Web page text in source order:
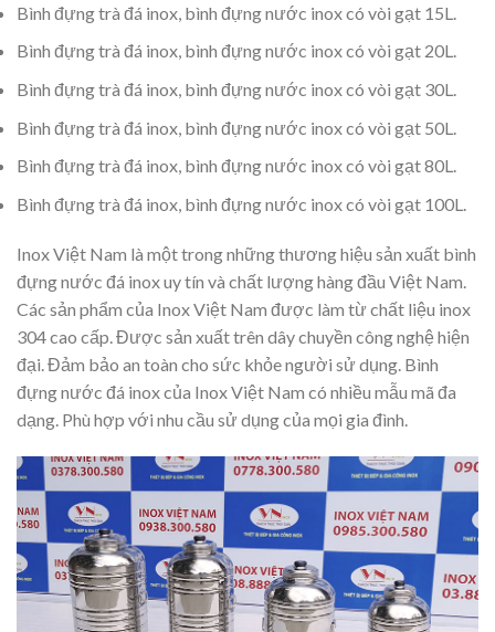
Bình đựng trà đá inox, bình đựng nước inox có vòi gạt 15L.
Bình đựng trà đá inox, bình đựng nước inox có vòi gạt 20L.
Bình đựng trà đá inox, bình đựng nước inox có vòi gạt 30L.
Bình đựng trà đá inox, bình đựng nước inox có vòi gạt 50L.
Bình đựng trà đá inox, bình đựng nước inox có vòi gạt 80L.
Bình đựng trà đá inox, bình đựng nước inox có vòi gạt 100L.
Inox Việt Nam là một trong những thương hiệu sản xuất bình
đựng nước đá inox uy tín và chất lượng hàng đầu Việt Nam.
Các sản phẩm của Inox Việt Nam được làm từ chất liệu inox
304 cao cấp. Được sản xuất trên dây chuyền công nghệ hiện
đại. Đảm bảo an toàn cho sức khỏe người sử dụng. Bình
đựng nước đá inox của Inox Việt Nam có nhiều mẫu mã đa
dạng. Phù hợp với nhu cầu sử dụng của mọi gia đình.